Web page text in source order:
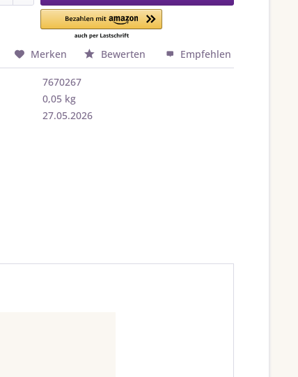
Merken Bewerten Empfehlen
7670267
0,05 kg
27.05.2026